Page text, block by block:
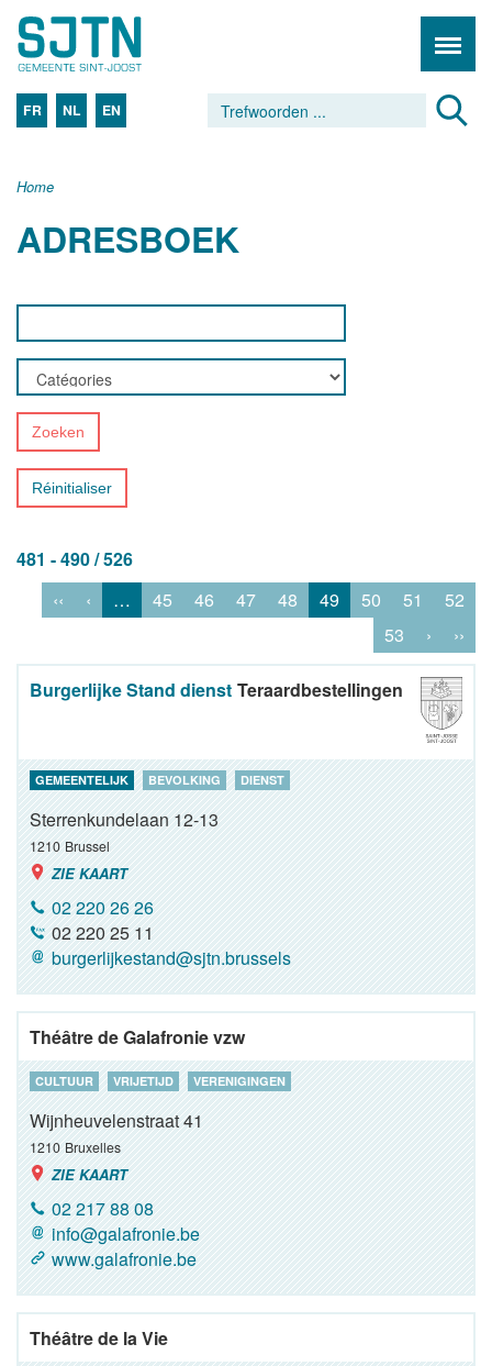
FR NL EN
Home
ADRESBOEK
Zoeken
Réinitialiser
481 - 490 / 526
‹‹
‹ … 45 46 47 48 49 50 51
52
53
› ››
Burgerlijke Stand dienst Teraardbestellingen
GEMEENTELIJK BEVOLKING DIENST
Sterrenkundelaan 12-13
1210 Brussel
ZIE KAART
02 220 26 26
02 220 25 11
burgerlijkestand@sjtn.brussels
Théâtre de Galafronie vzw
CULTUUR VRIJETIJD VERENIGINGEN
Wijnheuvelenstraat 41
1210 Bruxelles
ZIE KAART
02 217 88 08
info@galafronie.be
www.galafronie.be
Théâtre de la Vie